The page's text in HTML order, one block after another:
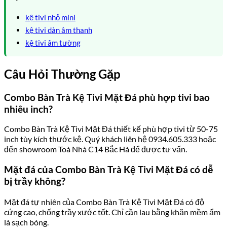
kệ tivi nhỏ mini
kệ tivi dàn âm thanh
kệ tivi âm tường
Câu Hỏi Thường Gặp
Combo Bàn Trà Kệ Tivi Mặt Đá phù hợp tivi bao
nhiêu inch?
Combo Bàn Trà Kệ Tivi Mặt Đá thiết kế phù hợp tivi từ 50-75
inch tùy kích thước kệ. Quý khách liên hệ 0934.605.333 hoặc
đến showroom Toà Nhà C14 Bắc Hà để được tư vấn.
Mặt đá của Combo Bàn Trà Kệ Tivi Mặt Đá có dễ
bị trầy không?
Mặt đá tự nhiên của Combo Bàn Trà Kệ Tivi Mặt Đá có độ
cứng cao, chống trầy xước tốt. Chỉ cần lau bằng khăn mềm ẩm
là sạch bóng.